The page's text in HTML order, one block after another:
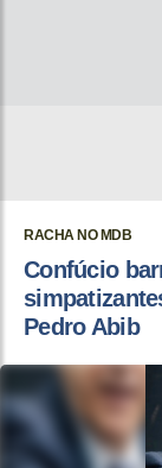
RACHA NO MDB
Confúcio
Pedro Abib